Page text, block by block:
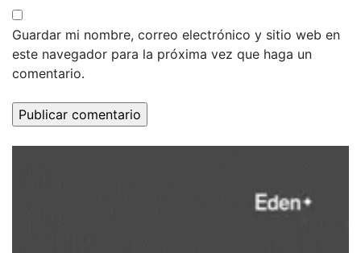
Guardar mi nombre, correo electrónico y sitio web en
este navegador para la próxima vez que haga un
comentario.